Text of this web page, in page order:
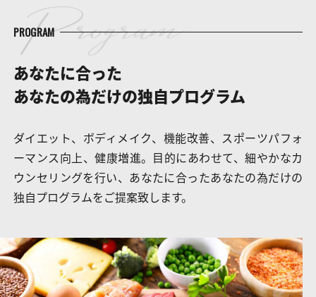
PROGRAM
あなたに合った
あなたの為だけの独自プログラム
ダイエット、ボディメイク、機能改善、スポーツパフォ
ーマンス向上、健康増進。目的にあわせて、細やかなカ
ウンセリングを行い、あなたに合ったあなたの為だけの
独自プログラムをご提案致します。